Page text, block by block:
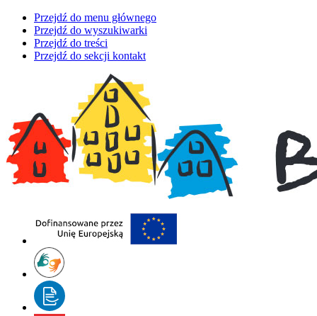
Przejdź do menu głównego
Przejdź do wyszukiwarki
Przejdź do treści
Przejdź do sekcji kontakt